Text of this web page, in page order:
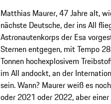
Matthias Maurer, 47 Jahre alt,
nächste Deutsche, der ins All
Astronautenkorps der Esa
Sternen entgegen, mit Tempo
Tonnen hochexplosivem
im All andockt, an der
sein. Wann? Maurer weiß es
oder 2021 oder 2022, aber